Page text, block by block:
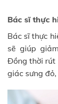
Bác sĩ thực
Bác sĩ thực
sẽ giúp
Đồng thời rút
giác sưng